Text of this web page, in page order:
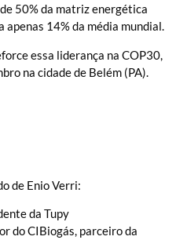
50% da matriz energética
14% da média mundial.
essa liderança na COP30,
na cidade de Belém (PA).
de Enio Verri:
da Tupy
do CIBiogás, parceiro da